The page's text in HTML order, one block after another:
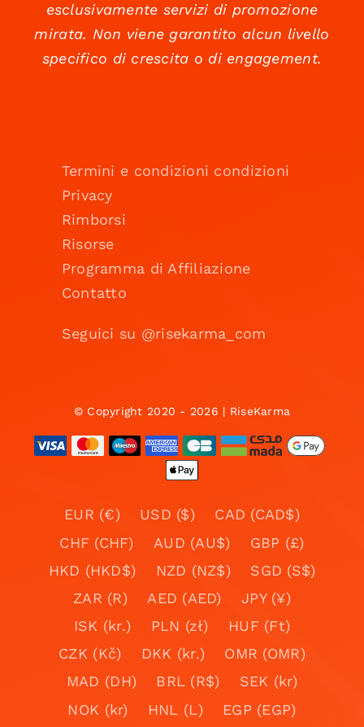
esclusivamente servizi di promozione
mirata. Non viene garantito alcun livello
specifico di crescita o di engagement.
Termini e condizioni condizioni
Privacy
Rimborsi
Risorse
Programma di Affiliazione
Contatto
Seguici su @risekarma_com
© Copyright 2020 - 2026 | RiseKarma
EUR (€) USD ($)
CAD (CAD$)
CHF (CHF)
AUD (AU$)
GBP (£)
HKD (HKD$)
NZD (NZ$)
SGD (S$)
ZAR (R)
AED (AED)
JPY (¥)
ISK (kr.)
PLN (zł)
HUF (Ft)
CZK (Kč)
DKK (kr.)
OMR (OMR)
MAD (DH)
BRL (R$)
SEK (kr)
NOK (kr)
HNL (L)
EGP (EGP)